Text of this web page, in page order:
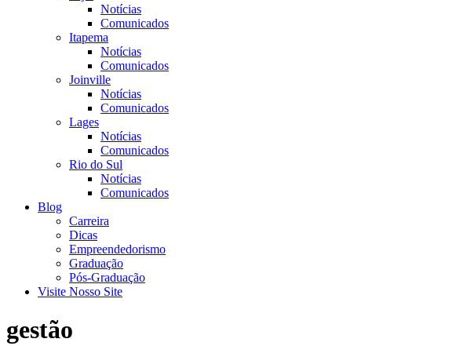
Notícias
Comunicados
Itapema
Notícias
Comunicados
Joinville
Notícias
Comunicados
Lages
Notícias
Comunicados
Rio do Sul
Notícias
Comunicados
Blog
Carreira
Dicas
Empreendedorismo
Graduação
Pós-Graduação
Visite Nosso Site
gestão